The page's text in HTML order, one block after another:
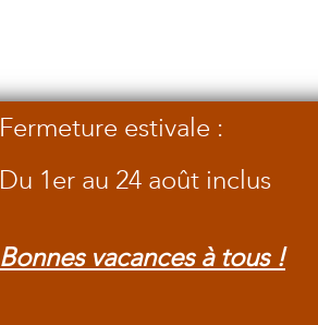
Fermeture estivale :
Du 1er au 24 août inclus
Bonnes vacances à tous !